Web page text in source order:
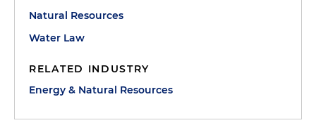
Natural Resources
Water Law
RELATED INDUSTRY
Energy & Natural Resources